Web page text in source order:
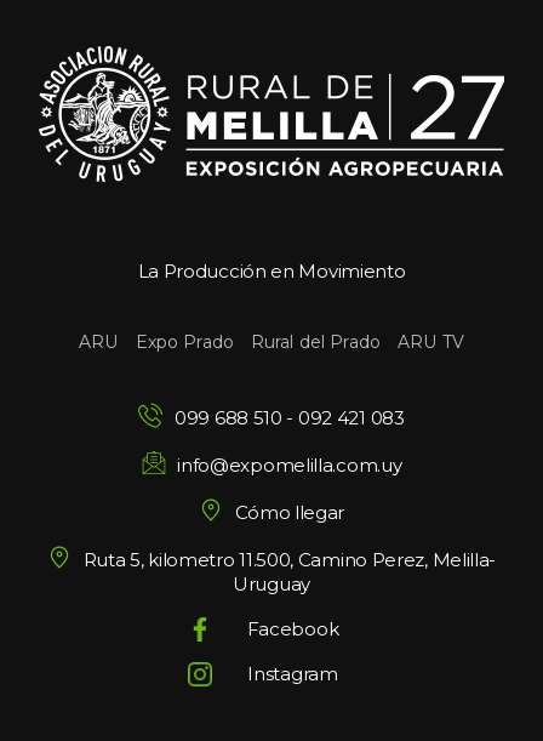
La Producción en Movimiento
ARU Expo Prado Rural del Prado ARU TV
099 688 510 - 092 421 083
info@expomelilla.com.uy
Cómo llegar
Ruta 5, kilometro 11.500, Camino Perez, Melilla-
Uruguay
Facebook
Instagram